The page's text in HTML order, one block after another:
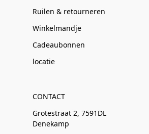
Ruilen & retourneren
Winkelmandje
Cadeaubonnen
locatie
CONTACT
Grotestraat 2, 7591DL
Denekamp